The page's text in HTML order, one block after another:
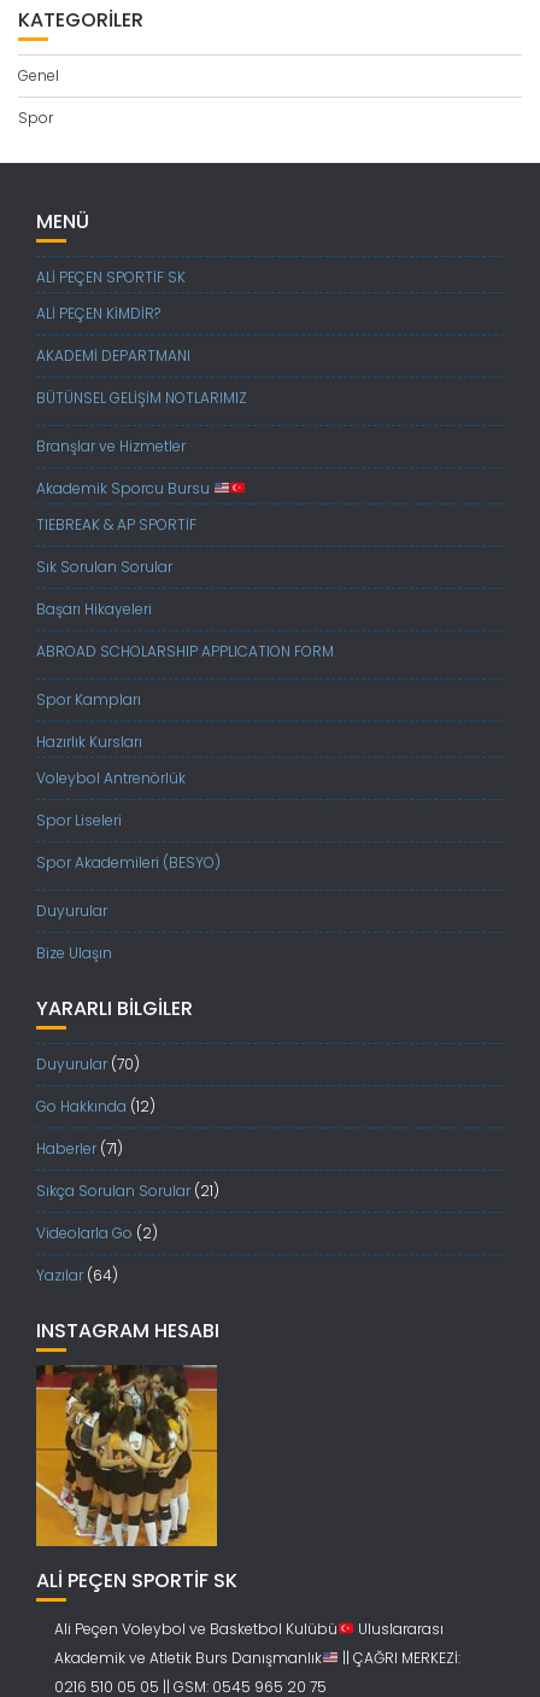
KATEGORILER
Genel
Spor
MENÜ
ALİ PEÇEN SPORTİF SK
ALİ PEÇEN KİMDİR?
AKADEMİ DEPARTMANI
BÜTÜNSEL GELİŞİM NOTLARIMIZ
Branşlar ve Hizmetler
Akademik Sporcu Bursu
TIEBREAK & AP SPORTİF
Sık Sorulan Sorular
Başarı Hikayeleri
ABROAD SCHOLARSHIP APPLICATION FORM
Spor Kampları
Hazırlık Kursları
Voleybol Antrenörlük
Spor Liseleri
Spor Akademileri (BESYO)
Duyurular
Bize Ulaşın
YARARLI BILGILER
Duyurular (70)
Go Hakkında (12)
Haberler (71)
Sıkça Sorulan Sorular (21)
Videolarla Go (2)
Yazılar (64)
INSTAGRAM HESABI
ALİ PEÇEN SPORTİF SK
Ali Peçen Voleybol ve Basketbol Kulübü
Uluslararası
Akademik ve Atletik Burs Danışmanlık
|| ÇAĞRI MERKEZİ:
0216 510 05 05 || GSM: 0545 965 20 75